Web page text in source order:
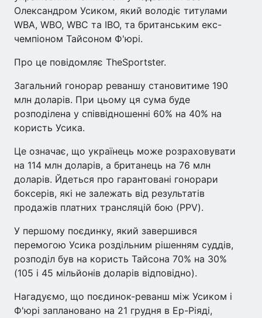
Олександром Усиком, який володіє титулами
WBA, WBO, WBC та IBO, та британським екс-
чемпіоном Тайсоном Ф'юрі.
Про це повідомляє TheSportster.
Загальний гонорар реваншу становитиме 190
млн доларів. При цьому ця сума буде
розподілена у співвідношенні 60% на 40% на
користь Усика.
Це означає, що українець може розраховувати
на 114 млн доларів, а британець на 76 млн
доларів. Йдеться про гарантовані гонорари
боксерів, які не залежать від результатів
продажів платних трансляцій бою (PPV).
У першому поєдинку, який завершився
перемогою Усика роздільним рішенням суддів,
розподіл був на користь Тайсона 70% на 30%
(105 і 45 мільйонів доларів відповідно).
Нагадуємо, що поєдинок-реванш між Усиком і
Ф'юрі заплановано на 21 грудня в Ер-Ріяді,